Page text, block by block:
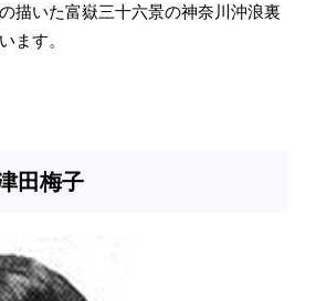
描いた富嶽三十六景の神奈川沖浪裏
ます。
田梅子